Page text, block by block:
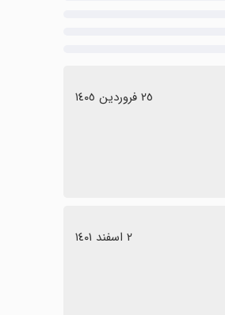
٢٥ فروردین ١٤٠٥
٢ اسفند ١٤٠١